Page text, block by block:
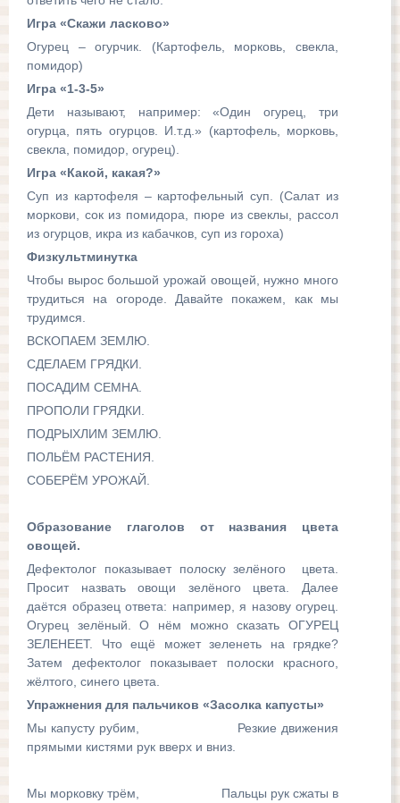
Игра «Скажи ласково»
Огурец – огурчик. (Картофель, морковь, свекла,
помидор)
Игра «1-3-5»
Дети называют, например: «Один огурец, три
огурца, пять огурцов. И.т.д.» (картофель, морковь,
свекла, помидор, огурец).
Игра «Какой, какая?»
Суп из картофеля – картофельный суп. (Салат из
моркови, сок из помидора, пюре из свеклы, рассол
из огурцов, икра из кабачков, суп из гороха)
Физкультминутка
Чтобы вырос большой урожай овощей, нужно много
трудиться на огороде. Давайте покажем, как мы
трудимся.
ВСКОПАЕМ ЗЕМЛЮ.
СДЕЛАЕМ ГРЯДКИ.
ПОСАДИМ СЕМНА.
ПРОПОЛИ ГРЯДКИ.
ПОДРЫХЛИМ ЗЕМЛЮ.
ПОЛЬЁМ РАСТЕНИЯ.
СОБЕРЁМ УРОЖАЙ.
Образование глаголов от названия цвета
овощей.
Дефектолог показывает полоску зелёного цвета.
Просит назвать овощи зелёного цвета. Далее
даётся образец ответа: например, я назову огурец.
Огурец зелёный. О нём можно сказать ОГУРЕЦ
ЗЕЛЕНЕЕТ. Что ещё может зеленеть на грядке?
Затем дефектолог показывает полоски красного,
жёлтого, синего цвета.
Упражнения для пальчиков «Засолка капусты»
Мы капусту рубим, Резкие движения
прямыми кистями рук вверх и вниз.
Мы морковку трём, Пальцы рук сжаты в